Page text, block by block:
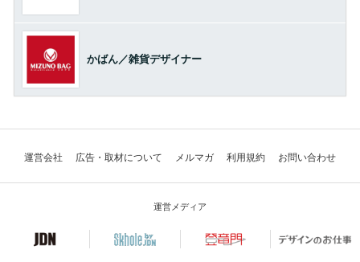
かばん／雑貨デザイナー
運営会社 広告・取材について メルマガ 利用規約 お問い合わせ
運営メディア